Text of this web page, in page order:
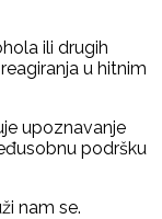
ili drugih
u hitnim
upoznavanje
podršku
nam se.